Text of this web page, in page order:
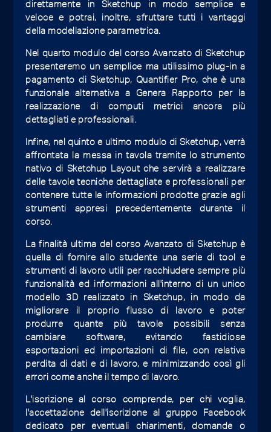
direttamente in Sketchup in modo semplice e
veloce e potrai, inoltre, sfruttare tutti i vantaggi
della modellazione parametrica.
Nel quarto modulo del corso Avanzato di Sketchup
presenteremo un semplice ma utilissimo plug-in a
pagamento di Sketchup, Quantifier Pro, che è una
funzionale alternativa a Genera Rapporto per la
realizzazione di computi metrici ancora più
dettagliati e professionali.
Infine, nel quinto e ultimo modulo di Sketchup, verrà
affrontata la messa in tavola tramite lo strumento
nativo di Sketchup Layout che servirà a realizzare
delle tavole tecniche dettagliate e professionali per
contenere tutte le informazioni prodotte grazie agli
strumenti appresi precedentemente durante il
corso.
La finalità ultima del corso Avanzato di Sketchup è
quella di fornire allo studente una serie di tool e
strumenti di lavoro utili per racchiudere sempre più
funzionalità ed informazioni all'interno di un unico
modello 3D realizzato in Sketchup, in modo da
migliorare il proprio flusso di lavoro e poter
produrre quante più tavole possibili senza
cambiare software, evitando fastidiose
esportazioni ed importazioni di file, con relativa
perdita di dati e di lavoro, e minimizzando così gli
errori come anche il tempo di lavoro.
L'iscrizione al corso comprende, per chi voglia,
l'accettazione dell'iscrizione al gruppo Facebook
dedicato per eventuali chiarimenti, domande o